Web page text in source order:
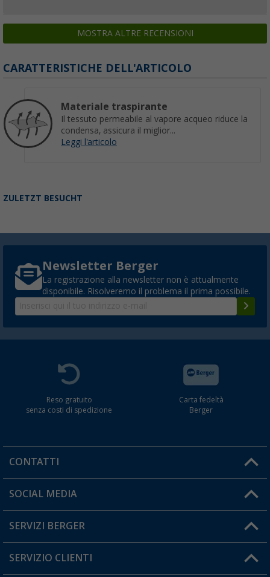
MOSTRA ALTRE RECENSIONI
CARATTERISTICHE DELL'ARTICOLO
Materiale traspirante
Il tessuto permeabile al vapore acqueo riduce la
condensa, assicura il miglior...
Leggi l'articolo
ZULETZT BESUCHT
Newsletter Berger
La registrazione alla newsletter non è attualmente
disponibile. Risolveremo il problema il prima possibile.
Reso gratuito
senza costi di spedizione
Carta fedeltà
Berger
CONTATTI
Orari di apertura del servizio:
Hai una domanda?
SOCIAL MEDIA
SERVIZI BERGER
Diventare rivenditori
SERVIZIO CLIENTI